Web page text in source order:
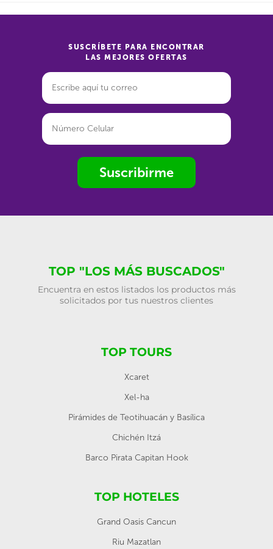
SUSCRÍBETE PARA ENCONTRAR
LAS MEJORES OFERTAS
Suscribirme
TOP "LOS MÁS BUSCADOS"
Encuentra en estos listados los productos más
solicitados por tus nuestros clientes
TOP TOURS
Xcaret
Xel-ha
Pirámides de Teotihuacán y Basílica
Chichén Itzá
Barco Pirata Capitan Hook
TOP HOTELES
Grand Oasis Cancun
Riu Mazatlan